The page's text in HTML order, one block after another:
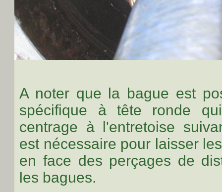
A noter que la bague est
spécifique à tête ronde
centrage à l'entretoise
est nécessaire pour laisser
en face des perçages de
les bagues.